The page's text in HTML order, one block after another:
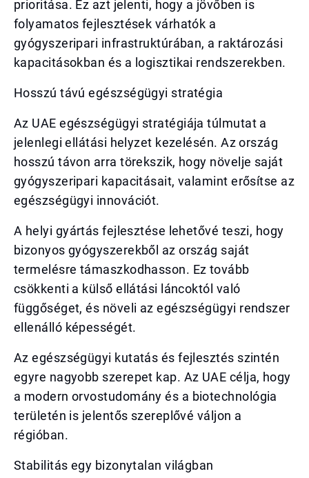
prioritása. Ez azt jelenti, hogy a jövőben is
folyamatos fejlesztések várhatók a
gyógyszeripari infrastruktúrában, a raktározási
kapacitásokban és a logisztikai rendszerekben.
Hosszú távú egészségügyi stratégia
Az UAE egészségügyi stratégiája túlmutat a
jelenlegi ellátási helyzet kezelésén. Az ország
hosszú távon arra törekszik, hogy növelje saját
gyógyszeripari kapacitásait, valamint erősítse az
egészségügyi innovációt.
A helyi gyártás fejlesztése lehetővé teszi, hogy
bizonyos gyógyszerekből az ország saját
termelésre támaszkodhasson. Ez tovább
csökkenti a külső ellátási láncoktól való
függőséget, és növeli az egészségügyi rendszer
ellenálló képességét.
Az egészségügyi kutatás és fejlesztés szintén
egyre nagyobb szerepet kap. Az UAE célja, hogy
a modern orvostudomány és a biotechnológia
területén is jelentős szereplővé váljon a
régióban.
Stabilitás egy bizonytalan világban